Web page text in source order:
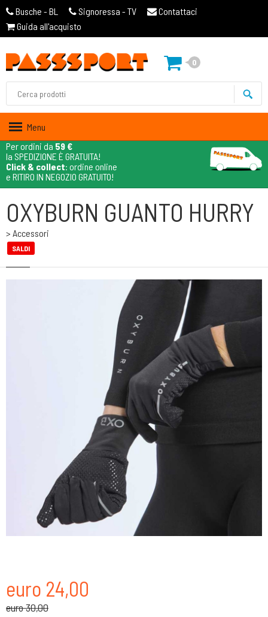
Busche - BL Signoressa - TV
Contattaci
Guida all'acquisto
0
Menu
Per ordini da 59 €
la SPEDIZIONE È GRATUITA!
Click & collect: ordine online
e RITIRO IN NEGOZIO GRATUITO!
OXYBURN GUANTO HURRY
> Accessori
SALDI
euro 24,00
euro 30,00